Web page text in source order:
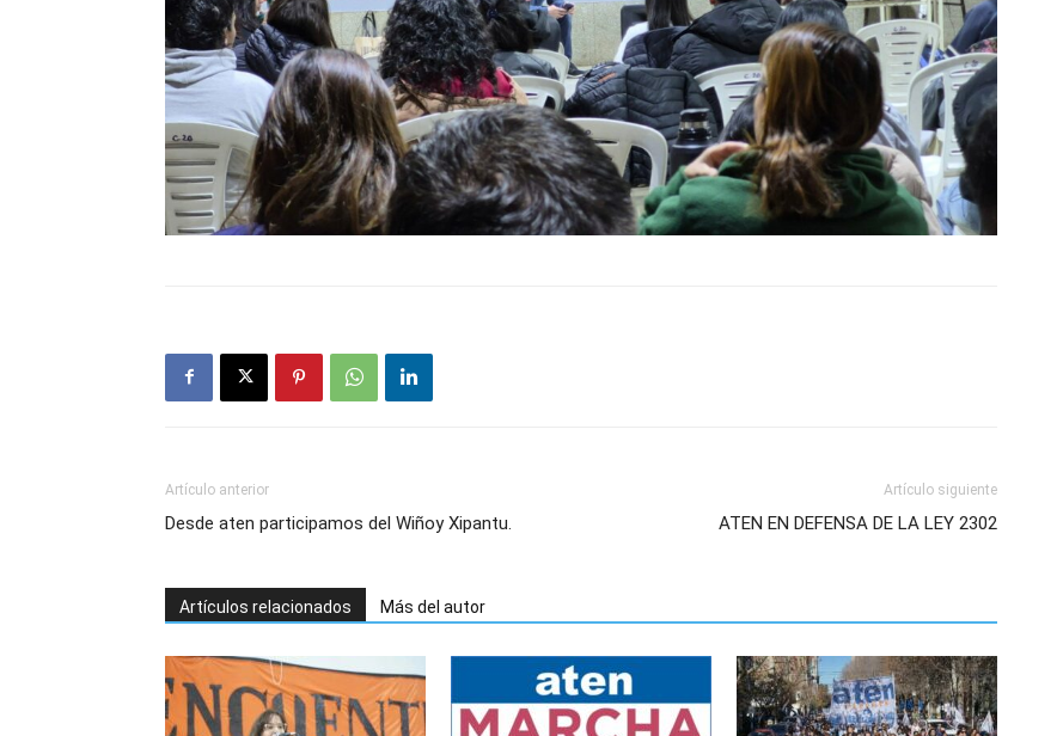
Artículo anterior
Desde aten participamos del Wiñoy Xipantu.
Artículo siguiente
ATEN EN DEFENSA DE LA LEY 2302
Artículos relacionados Más del autor